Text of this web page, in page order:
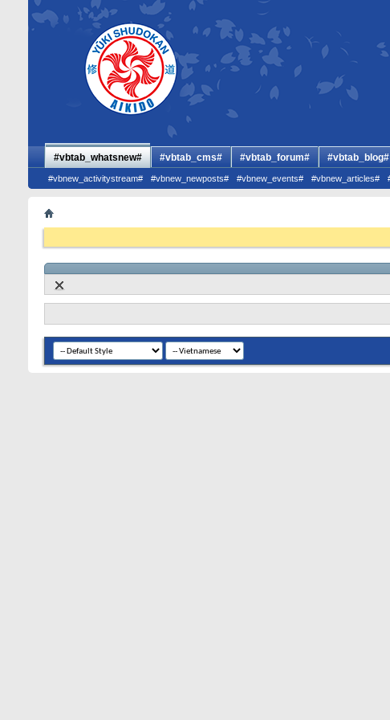
#vbtab_whatsnew#
#vbnew_activitystream# #vbnew_newposts# #vbnew_events# #vbnew_articles#
#vbtab_cms# #vbtab_forum# #vbtab_blog#